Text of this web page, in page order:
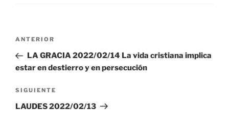
Navegación
entradas
Entrada
anterior:
ANTERIOR
LA GRACIA 2022/02/14 La vida cristiana implica
estar en destierro y en persecución
Siguiente
entrada
SIGUIENTE
LAUDES 2022/02/13